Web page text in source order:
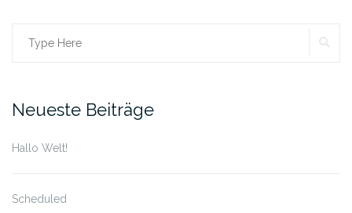
Search
Neueste Beiträge
Hallo Welt!
Scheduled